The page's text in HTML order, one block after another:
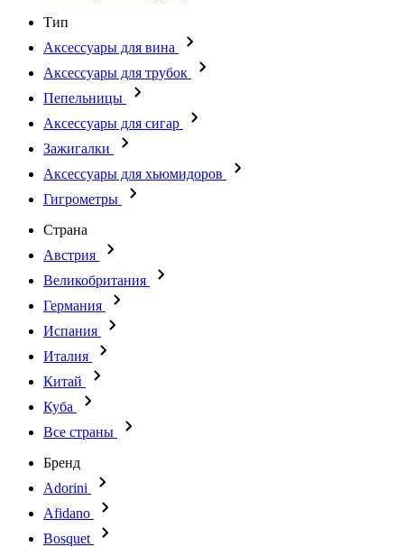
Тип
Аксессуары для вина
Аксессуары для трубок
Пепельницы
Аксессуары для сигар
Зажигалки
Аксессуары для хьюмидоров
Гигрометры
Страна
Австрия
Великобритания
Германия
Испания
Италия
Китай
Куба
Все страны
Бренд
Adorini
Afidano
Bosquet